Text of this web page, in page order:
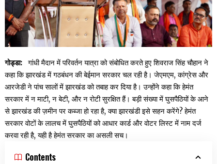
गोड्डा: गांधी मैदान में परिवर्तन यात्रा को संबोधित करते हुए शिवराज सिंह चौहान ने
कहा कि झारखंड में गठबंधन की बेईमान सरकार चल रही है। जेएमएम, कांग्रेस और
आरजेडी ने पांच सालों में झारखंड को तबाह कर दिया है। उन्होंने कहा कि हेमंत
सरकार में न माटी, न बेटी, और न रोटी सुरक्षित हैं। बड़ी संख्या में घुसपैठियों के आने
से झारखंड की ज़मीन पर कब्जा हो रहा है, क्या झारखंडी इसे सहन करेंगे? हेमंत
सरकार वोटों के लालच में घुसपैठियों को आधार कार्ड और वोटर लिस्ट में नाम दर्ज
करवा रही है, यही है हेमंत सरकार का असली सच।
Contents